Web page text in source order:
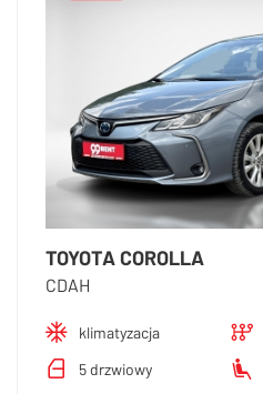
TOYOTA COROLLA
CDAH
klimatyzacja
5 drzwiowy